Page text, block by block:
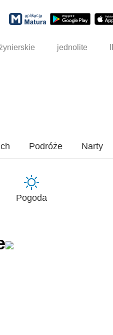
jednolite
Podróże Narty
Pogoda